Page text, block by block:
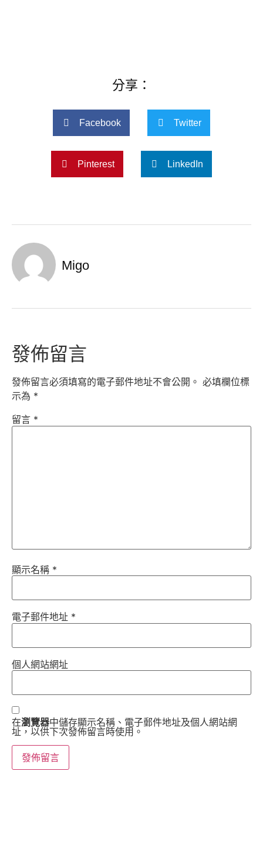
分享：
Facebook Twitter
Pinterest LinkedIn
Migo
發佈留言
發佈留言必須填寫的電子郵件地址不會公開。 必填欄位標
示為 *
留言 *
顯示名稱 *
電子郵件地址 *
個人網站網址
在瀏覽器中儲存顯示名稱、電子郵件地址及個人網站網
址，以供下次發佈留言時使用。